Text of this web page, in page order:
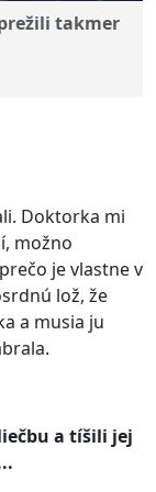
takmer
Doktorka mi
možno
je vlastne v
lož, že
a musia ju
a tíšili jej